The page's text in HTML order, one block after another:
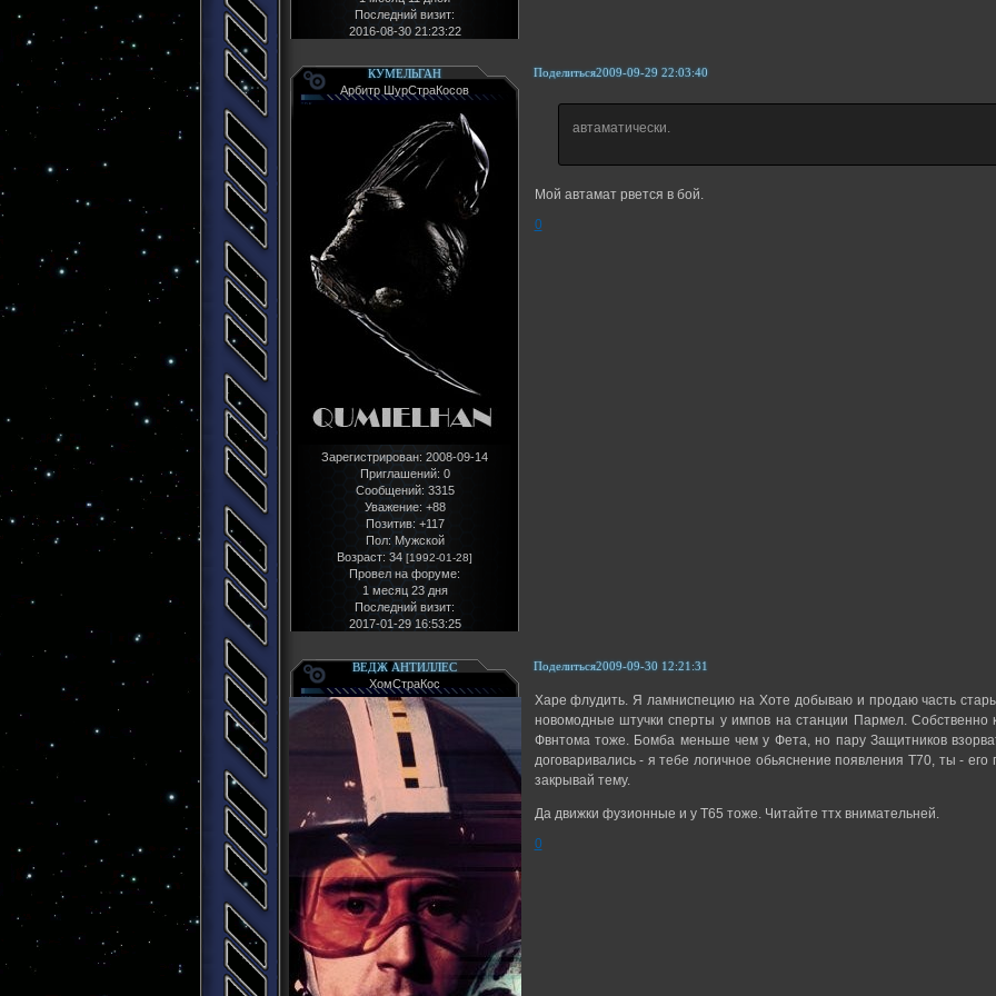
Последний визит:
2016-08-30 21:23:22
Поделиться2009-09-29 22:03:40
КУМЕЛЬГАН
Арбитр ШурСтраКосов
Зарегистрирован: 2008-09-14
Приглашений: 0
Сообщений: 3315
Уважение: +88
Позитив: +117
Пол: Мужской
Возраст: 34 [1992-01-28]
Провел на форуме:
1 месяц 23 дня
Последний визит:
2017-01-29 16:53:25
автаматически.
Мой автамат рвется в бой.
0
Поделиться2009-09-30 12:21:31
ВЕДЖ АНТИЛЛЕС
ХомСтраКос
Харе флудить. Я ламниспецию на Хоте добываю и продаю часть
новомодные штучки сперты у импов на станции Пармел.
Фвнтома тоже. Бомба меньше чем у Фета, но пару Защитников
договаривались - я тебе логичное обьяснение появления Т70, ты -
закрывай тему.
Да движки фузионные и у Т65 тоже. Читайте ттх внимательней.
0